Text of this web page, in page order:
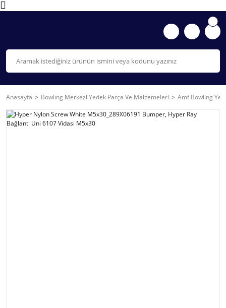
Anasayfa Bowlıng Merkezi Yedek Parça Ve Malzemeleri Amf Bowling